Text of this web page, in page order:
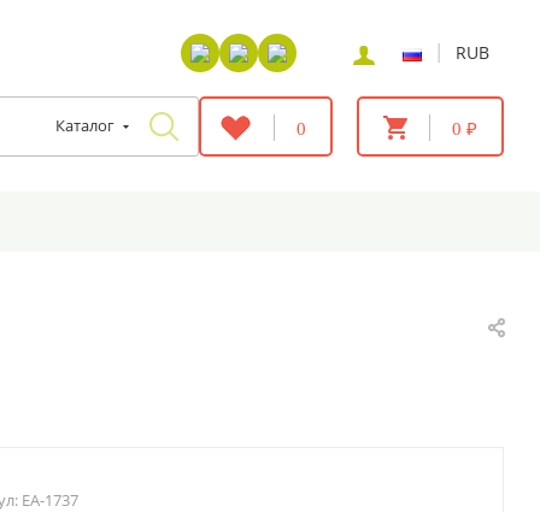
| RUB
Каталог 0 0 ₽
EA-1737